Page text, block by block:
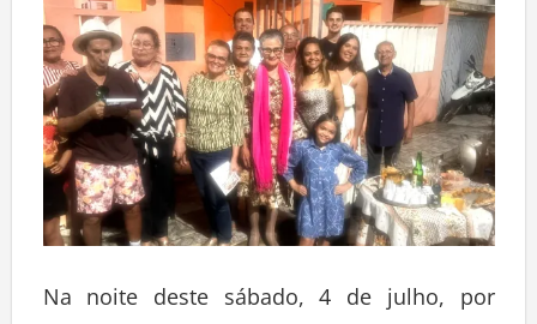
Na noite deste sábado, 4 de julho, por